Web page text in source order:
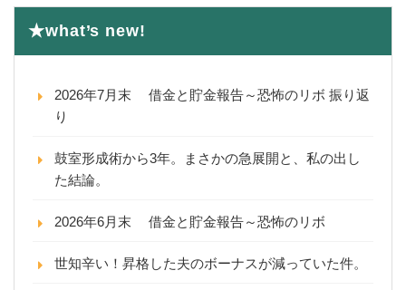
★what’s new!
2026年7月末 借金と貯金報告～恐怖のリボ 振り返
り
鼓室形成術から3年。まさかの急展開と、私の出し
た結論。
2026年6月末 借金と貯金報告～恐怖のリボ
世知辛い！昇格した夫のボーナスが減っていた件。